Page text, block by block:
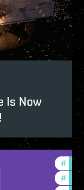
Is Now
#
#